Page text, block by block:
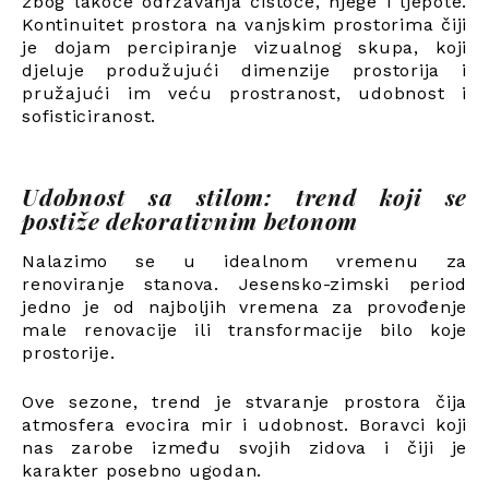
Kontinuitet prostora na vanjskim prostorima čiji
je dojam percipiranje vizualnog skupa, koji
djeluje produžujući dimenzije prostorija i
pružajući im veću prostranost, udobnost i
sofisticiranost.
Udobnost sa stilom: trend koji se
postiže dekorativnim betonom
Nalazimo se u idealnom vremenu za
renoviranje stanova. Jesensko-zimski period
jedno je od najboljih vremena za provođenje
male renovacije ili transformacije bilo koje
prostorije.
Ove sezone, trend je stvaranje prostora čija
atmosfera evocira mir i udobnost. Boravci koji
nas zarobe između svojih zidova i čiji je
karakter posebno ugodan.